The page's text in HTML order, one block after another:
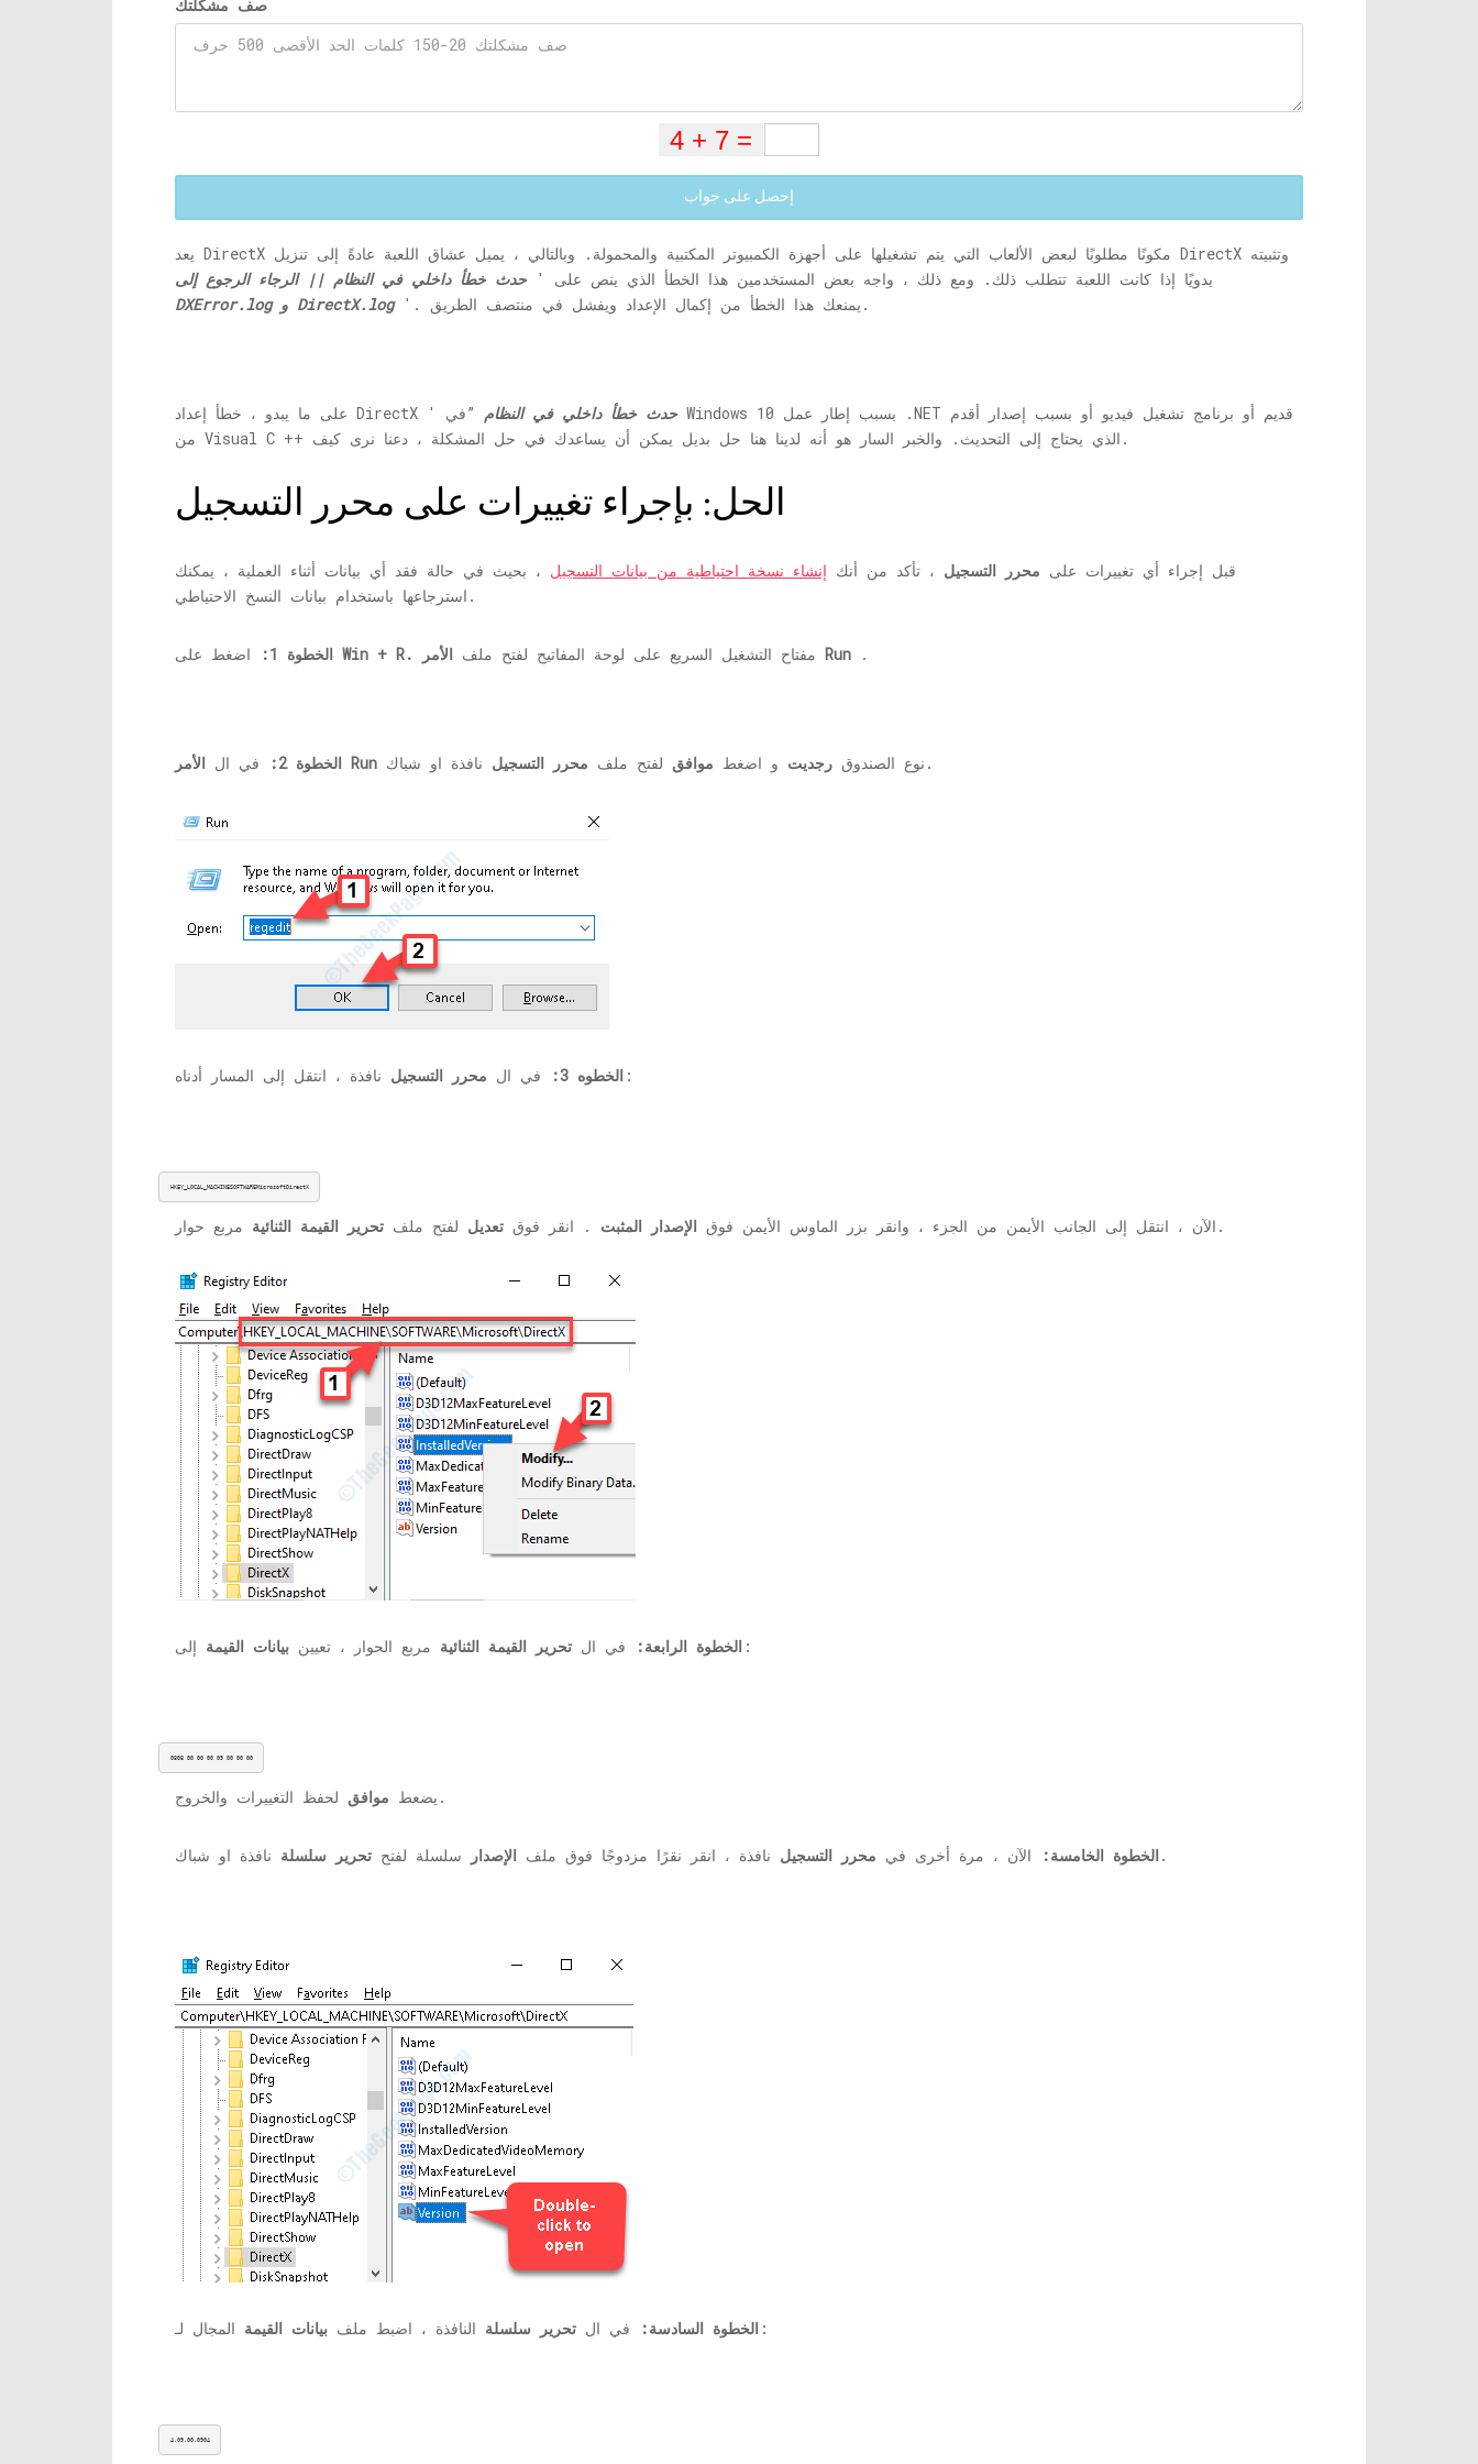
صف مشكلتك
إحصل على جواب
يعد DirectX مكونًا مطلوبًا لبعض الألعاب التي يتم تشغيلها على أجهزة الكمبيوتر المكتبية والمحمولة. وبالتالي ، يميل عشاق اللعبة عادةً إلى تنزيل DirectX وتثبيته
يدويًا إذا كانت اللعبة تتطلب ذلك. ومع ذلك ، واجه بعض المستخدمين هذا الخطأ الذي ينص على 'حدث خطأ داخلي في النظام || الرجاء الرجوع إلى
DXError.log
DirectX.log '. يمنعك هذا الخطأ من إكمال الإعداد ويفشل في منتصف الطريق.
على ما يبدو ، خطأ إعداد DirectX ' حدث خطأ داخلي في النظام ”في Windows 10 بسبب إطار عمل .NET قديم أو برنامج تشغيل فيديو أو بسبب إصدار أقدم
من Visual C ++ الذي يحتاج إلى التحديث. والخبر السار هو أنه لدينا هنا حل بديل يمكن أن يساعدك في حل المشكلة ، دعنا نرى كيف.
الحل: بإجراء تغييرات على محرر التسجيل
قبل إجراء أي تغييرات على محرر التسجيل ، تأكد من أنك إنشاء نسخة احتياطية من بيانات التسجيل ، بحيث في حالة فقد أي بيانات أثناء العملية ، يمكنك
استرجاعها باستخدام بيانات النسخ الاحتياطي.
الخطوة 1: Win + R. مفتاح التشغيل السريع على لوحة المفاتيح لفتح ملف الأمر Run .
الخطوة 2: في ال الأمر Run نوع الصندوق رجديت و اضغط موافق لفتح ملف محرر التسجيل نافذة او شباك.
الخطوه 3: في ال محرر التسجيل نافذة ، انتقل إلى المسار أدناه:
HKEY_LOCAL_MACHINESOFTWAREMicrosoftDirectX
الآن ، انتقل إلى الجانب الأيمن من الجزء ، وانقر بزر الماوس الأيمن فوق الإصدار المثبت . انقر فوق تعديل لفتح ملف تحرير القيمة الثنائية مربع حوار.
الخطوة الرابعة: في ال تحرير القيمة الثنائية مربع الحوار ، تعيين بيانات القيمة إلى:
0808 00 00 00 09 00 00 00
يضعط موافق لحفظ التغييرات والخروج.
الخطوة الخامسة: الآن ، مرة أخرى في محرر التسجيل نافذة ، انقر نقرًا مزدوجًا فوق ملف الإصدار سلسلة لفتح تحرير سلسلة نافذة او شباك.
الخطوة السادسة: في ال تحرير سلسلة النافذة ، اضبط ملف بيانات القيمة المجال لـ:
4.09.00.0904